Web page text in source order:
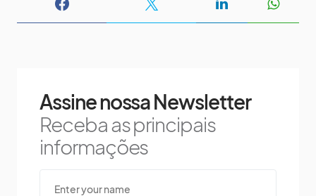
Assine nossa Newsletter
Receba as principais
informações